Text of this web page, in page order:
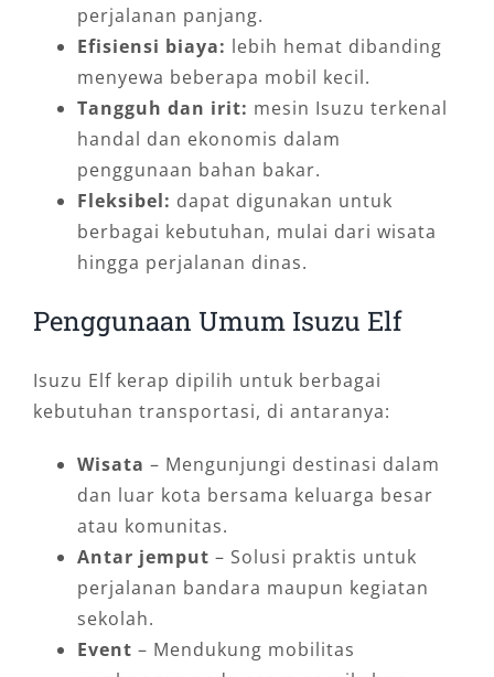
perjalanan panjang.
Efisiensi biaya: lebih hemat dibanding
menyewa beberapa mobil kecil.
Tangguh dan irit: mesin Isuzu terkenal
handal dan ekonomis dalam
penggunaan bahan bakar.
Fleksibel: dapat digunakan untuk
berbagai kebutuhan, mulai dari wisata
hingga perjalanan dinas.
Penggunaan Umum Isuzu Elf
Isuzu Elf kerap dipilih untuk berbagai
kebutuhan transportasi, di antaranya:
Wisata – Mengunjungi destinasi dalam
dan luar kota bersama keluarga besar
atau komunitas.
Antar jemput – Solusi praktis untuk
perjalanan bandara maupun kegiatan
sekolah.
Event – Mendukung mobilitas